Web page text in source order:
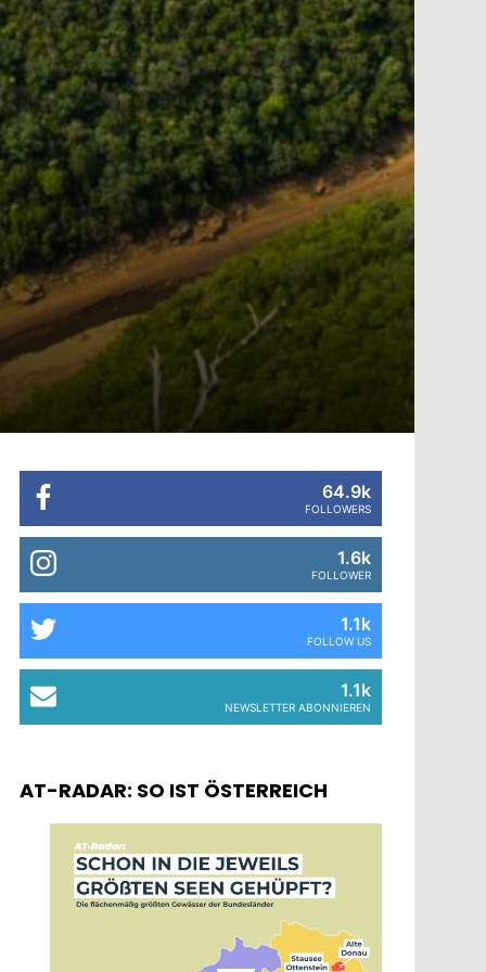
64.9k
FOLLOWERS
1.6k
FOLLOWER
1.1k
FOLLOW US
1.1k
NEWSLETTER ABONNIEREN
AT-RADAR: SO IST ÖSTERREICH